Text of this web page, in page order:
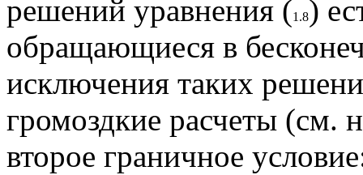
решений уравнения (1.8)
обращающиеся в
исключения таких
громоздкие расчеты (см.
второе граничное